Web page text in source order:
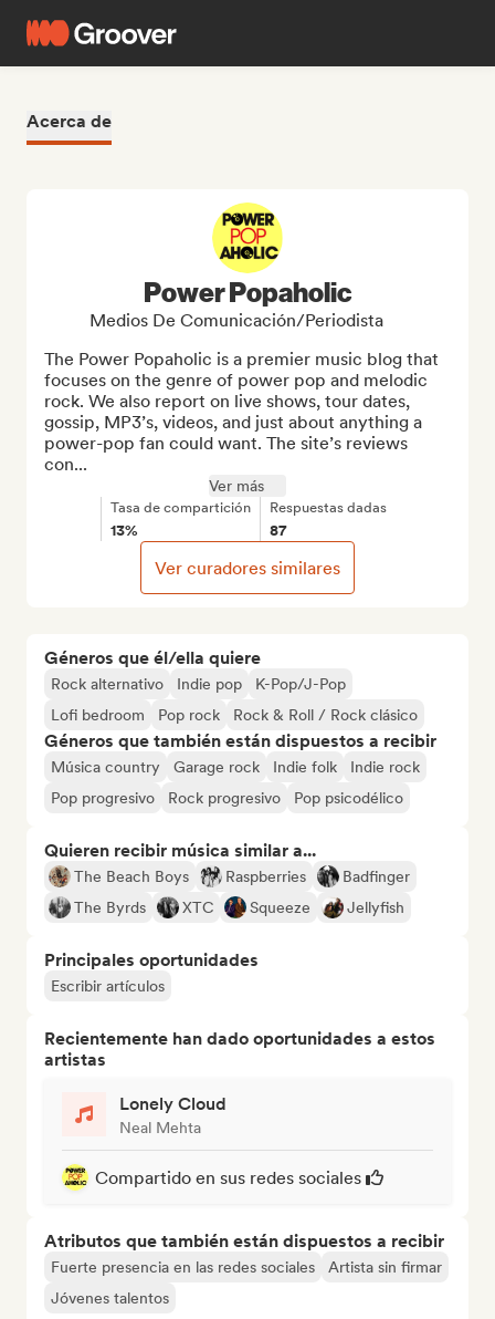
Acerca de
Géneros que él/ella quiere
Rock alternativo Indie pop
K-Pop/J-Pop
Lofi bedroom
Pop rock Rock & Roll / Rock clásico
Géneros que también están dispuestos a recibir
Música country Garage rock Indie folk
Indie rock
Pop progresivo
Rock progresivo Pop psicodélico
Quieren recibir música similar a...
The Beach Boys Raspberries
Badfinger
The Byrds
XTC Squeeze Jellyfish
Principales oportunidades
Escribir artículos
Recientemente han dado oportunidades a estos
artistas
Lonely Cloud
Neal Mehta
Compartido en sus redes sociales
Atributos que también están dispuestos a recibir
Fuerte presencia en las redes sociales
Artista sin firmar
Jóvenes talentos
Power Popaholic
Medios De Comunicación/Periodista
The Power Popaholic is a premier music blog that
focuses on the genre of power pop and melodic
rock. We also report on live shows, tour dates,
gossip, MP3’s, videos, and just about anything a
power-pop fan could want. The site’s reviews
con...
Ver más
Tasa de compartición
13%
Respuestas dadas
87
Ver curadores similares